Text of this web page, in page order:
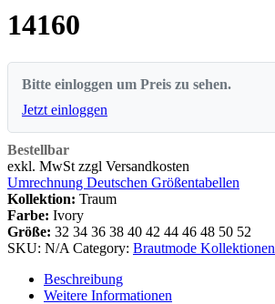
14160
Bitte einloggen um Preis zu sehen.
Jetzt einloggen
Bestellbar
exkl. MwSt zzgl Versandkosten
Umrechnung Deutschen Größentabellen
Kollektion: Traum
Farbe: Ivory
Größe: 32 34 36 38 40 42 44 46 48 50 52
SKU: N/A Category: Brautmode Kollektionen
Beschreibung
Weitere Informationen